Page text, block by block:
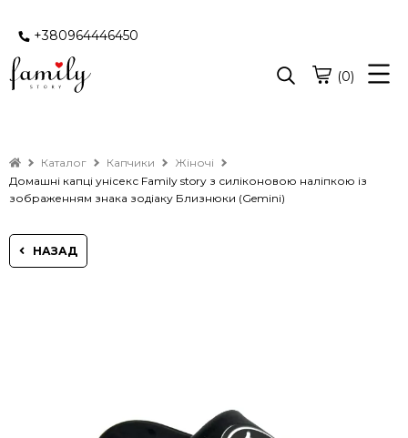
+380964446450
(0)
Каталог Капчики
Жіночі
Домашні капці унісекс Family story з силіконовою наліпкою із
зображенням знака зодіаку Близнюки (Gemini)
НАЗАД